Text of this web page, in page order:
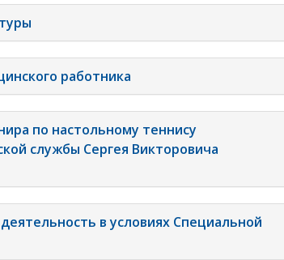
работника
по настольному теннису
службы Сергея Викторовича
в условиях Специальной